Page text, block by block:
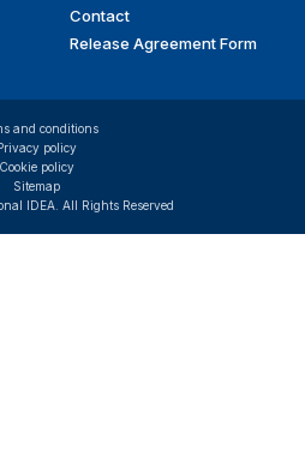
Contact
Release Agreement Form
IDEA. All Rights Reserved
and conditions
policy
Cookie policy
Sitemap